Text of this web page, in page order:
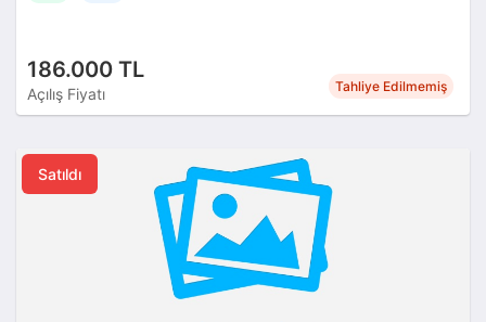
186.000 TL
Açılış Fiyatı Tahliye Edilmemiş
Satıldı